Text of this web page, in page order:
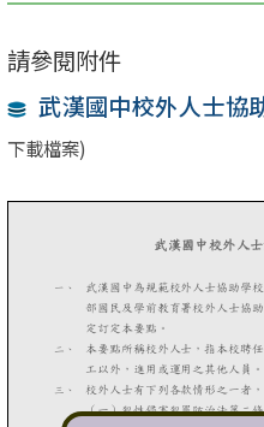
請參閱附件
武漢國中校外人士協
下載檔案)